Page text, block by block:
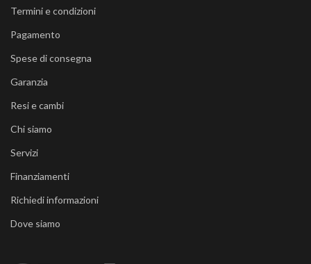
Termini e condizioni
Pagamento
Spese di consegna
Garanzia
Resi e cambi
Chi siamo
Servizi
Finanziamenti
Richiedi informazioni
Dove siamo